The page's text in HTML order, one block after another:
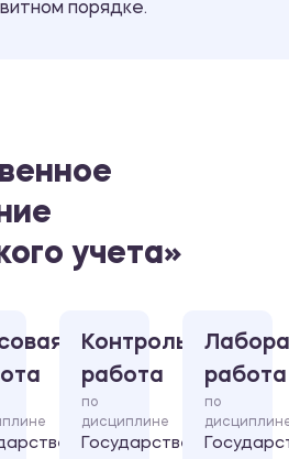
порядке.
учета»
Контрольная
работа
по
дисциплине
Государственное
работа
по